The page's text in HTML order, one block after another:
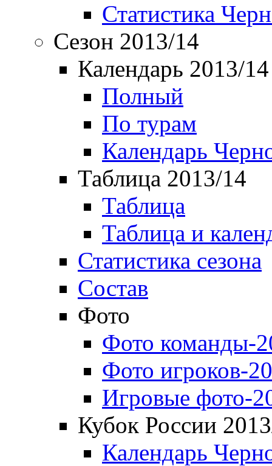
Статистика
Сезон 2013/14
Календарь 2013/14
Полный
По турам
Календарь
Таблица 2013/14
Таблица
Таблица и
Статистика сезона
Состав
Фото
Фото команды-
Фото игроков-
Игровые фото-
Кубок России
Календарь